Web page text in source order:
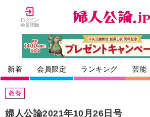
ログイン
会員登録
新着 会員限定 ランキング 芸能
教養
婦人公論2021年10月26日号